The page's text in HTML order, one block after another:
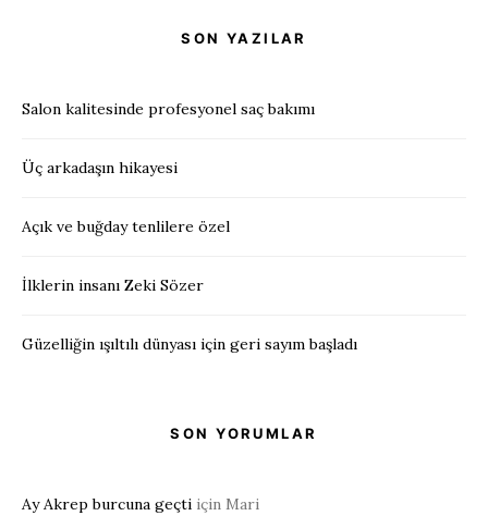
SON YAZILAR
Salon kalitesinde profesyonel saç bakımı
Üç arkadaşın hikayesi
Açık ve buğday tenlilere özel
İlklerin insanı Zeki Sözer
Güzelliğin ışıltılı dünyası için geri sayım başladı
SON YORUMLAR
Ay Akrep burcuna geçti için Mari